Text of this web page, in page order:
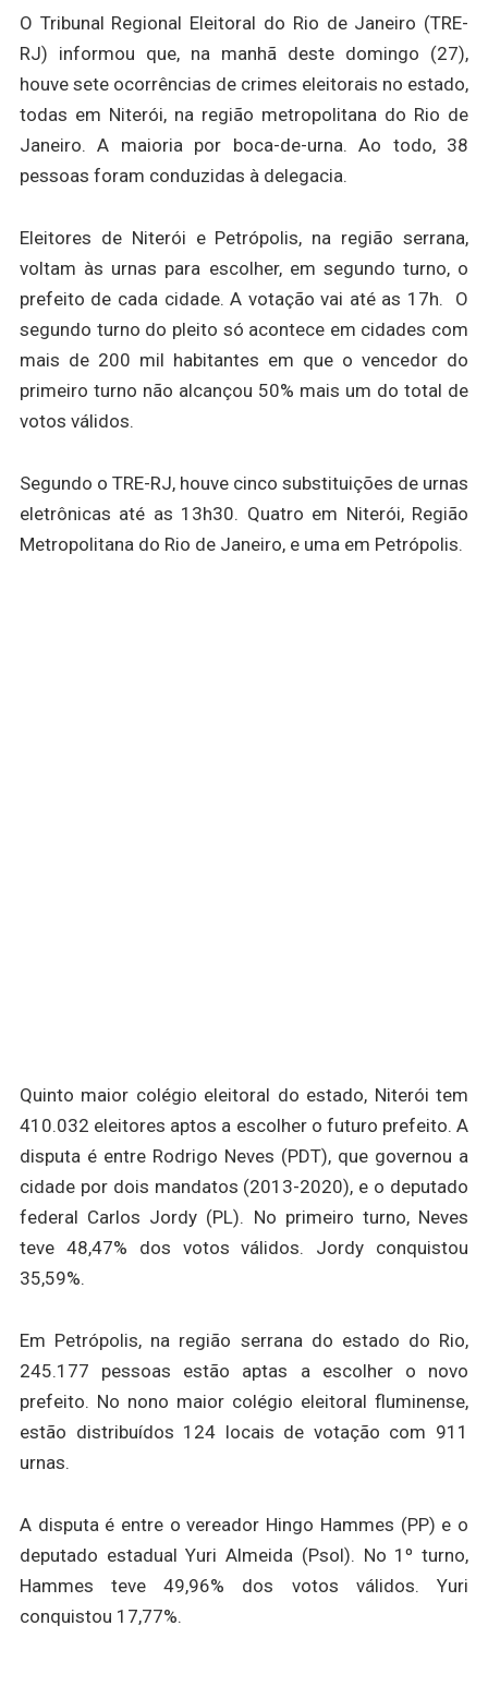
O Tribunal Regional Eleitoral do Rio de Janeiro (TRE-
RJ) informou que, na manhã deste domingo (27),
houve sete ocorrências de crimes eleitorais no estado,
todas em Niterói, na região metropolitana do Rio de
Janeiro. A maioria por boca-de-urna. Ao todo, 38
pessoas foram conduzidas à delegacia.
Eleitores de Niterói e Petrópolis, na região serrana,
voltam às urnas para escolher, em segundo turno, o
prefeito de cada cidade. A votação vai até as 17h. O
segundo turno do pleito só acontece em cidades com
mais de 200 mil habitantes em que o vencedor do
primeiro turno não alcançou 50% mais um do total de
votos válidos.
Segundo o TRE-RJ, houve cinco substituições de urnas
eletrônicas até as 13h30. Quatro em Niterói, Região
Metropolitana do Rio de Janeiro, e uma em Petrópolis.
Quinto maior colégio eleitoral do estado, Niterói tem
410.032 eleitores aptos a escolher o futuro prefeito. A
disputa é entre Rodrigo Neves (PDT), que governou a
cidade por dois mandatos (2013-2020), e o deputado
federal Carlos Jordy (PL). No primeiro turno, Neves
teve 48,47% dos votos válidos. Jordy conquistou
35,59%.
Em Petrópolis, na região serrana do estado do Rio,
245.177 pessoas estão aptas a escolher o novo
prefeito. No nono maior colégio eleitoral fluminense,
estão distribuídos 124 locais de votação com 911
urnas.
A disputa é entre o vereador Hingo Hammes (PP) e o
deputado estadual Yuri Almeida (Psol). No 1º turno,
Hammes teve 49,96% dos votos válidos. Yuri
conquistou 17,77%.